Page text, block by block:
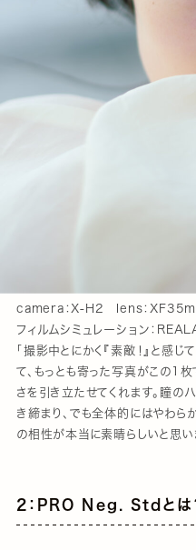
camera：X-H2 lens：
フィルムシミュレーション：
「撮影中とにかく『素敵！』と感
て、もっとも寄った写真がこの1
さを引き立たせてくれます。瞳の
き締まり、でも全体的にはやわ
の相性が本当に素晴らしいと思い
2：PRO Neg. Stdとは